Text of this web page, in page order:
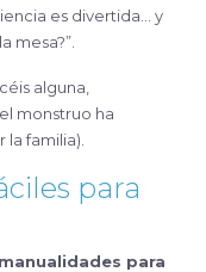
es divertida… y
mesa?”.
alguna,
monstruo ha
familia).
para
manualidades para